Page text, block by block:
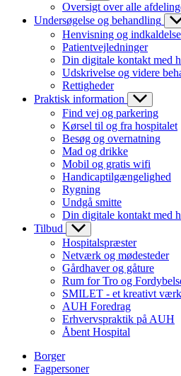
Oversigt over alle
Undersøgelse og behandling
Henvisning og indkaldelse
Patientvejledninger
Din digitale kontakt med
Udskrivelse og videre
Rettigheder
Praktisk information
Find vej og parkering
Kørsel til og fra hospitalet
Besøg og overnatning
Mad og drikke
Mobil og gratis wifi
Handicaptilgængelighed
Rygning
Undgå smitte
Din digitale kontakt med
Tilbud
Hospitalspræster
Netværk og mødesteder
Gårdhaver og gåture
Rum for Tro og
SMILET - et kreativt
AUH Foredrag
Erhvervspraktik på AUH
Åbent Hospital
Borger
Fagpersoner